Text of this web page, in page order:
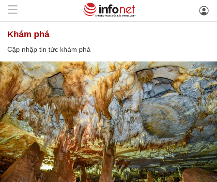
khám phá
Cập nhập tin tức khám phá